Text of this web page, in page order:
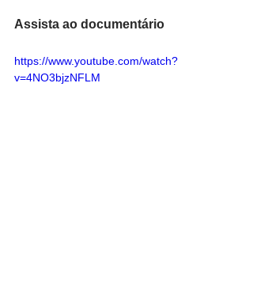
Assista ao documentário
https://www.youtube.com/watch?
v=4NO3bjzNFLM